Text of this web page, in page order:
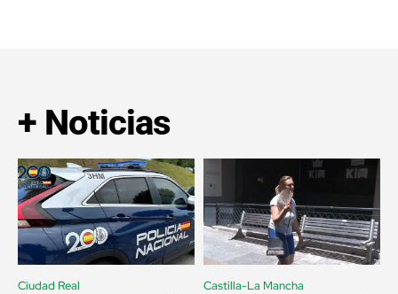
+ Noticias
Ciudad Real Castilla-La Mancha